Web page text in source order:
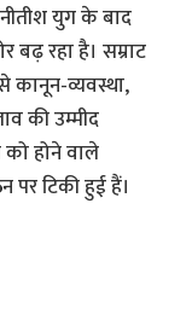
युग के बाद
बढ़ रहा है। सम्राट
कानून-व्यवस्था,
की उम्मीद
होने वाले
टिकी हुई हैं।